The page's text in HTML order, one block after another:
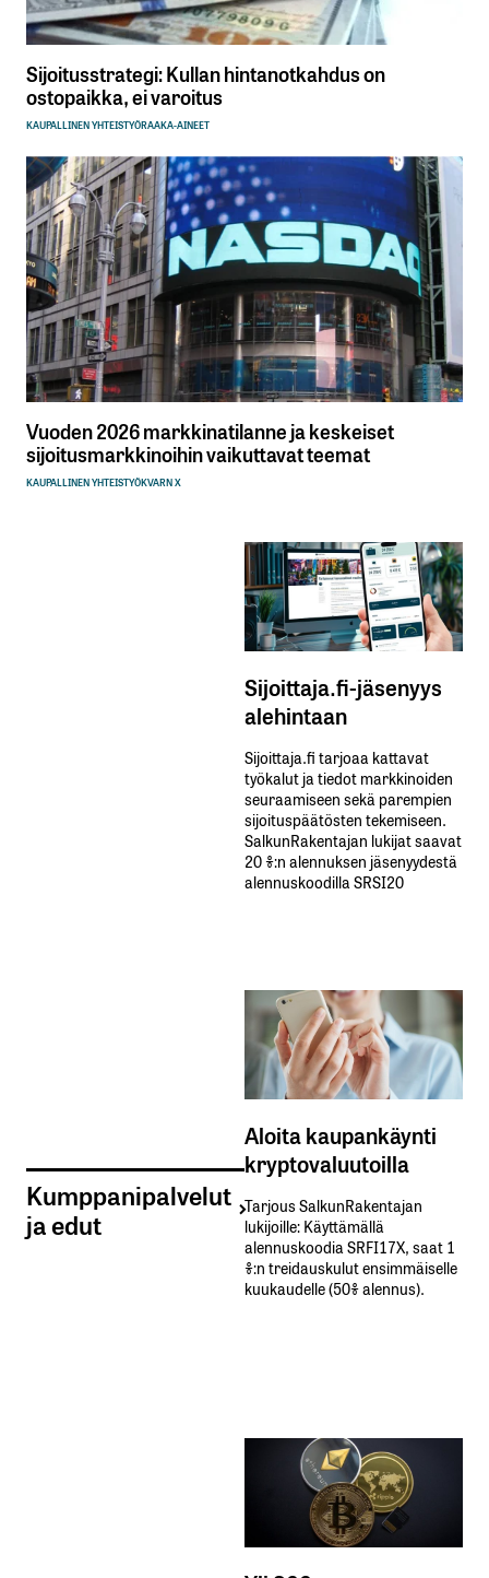
Sähköpostiosoitettasi ei julkaista.
kentät on merkitty*
Kommentti*
Nimesi tai nimimerkkisi*
Sähköpostiosoitteesi*
Tilaa SalkunRakentajan uutiskirje
Sijoitusstrategi: Kullan hintanotkahdus on
ostopaikka, ei varoitus
KAUPALLINEN YHTEISTYÖRAAKA-AINEET
Vuoden 2026 markkinatilanne ja keskeiset
sijoitusmarkkinoihin vaikuttavat teemat
KAUPALLINEN YHTEISTYÖKVARN X
Kumppanipalvelut
ja edut
Sijoittaja.fi-jäsenyys
alehintaan
Sijoittaja.fi tarjoaa kattavat
työkalut ja tiedot markkinoiden
seuraamiseen sekä parempien
sijoituspäätösten tekemiseen.
SalkunRakentajan lukijat saavat
20 %:n alennuksen jäsenyydestä
alennuskoodilla SRSI20
Aloita kaupankäynti
kryptovaluutoilla
Tarjous SalkunRakentajan
lukijoille: Käyttämällä​ ​
alennuskoodia​ ​SRFI17X,​ ​saat​ ​1
%:n treidauskulut​ ​ensimmäiselle​ ​
kuukaudelle​ ​(50%​ ​alennus).